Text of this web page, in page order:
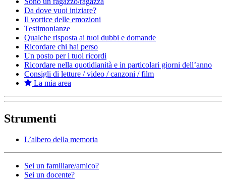
Da dove vuoi iniziare?
Il vortice delle emozioni
Testimonianze
Qualche risposta ai tuoi dubbi e domande
Ricordare chi hai perso
Un posto per i tuoi ricordi
Ricordare nella quotidianità e in particolari giorni dell’anno
Consigli di letture / video / canzoni / film
La mia area
Strumenti
L’albero della memoria
AltroSei un familiare/amico?
Sei un docente?